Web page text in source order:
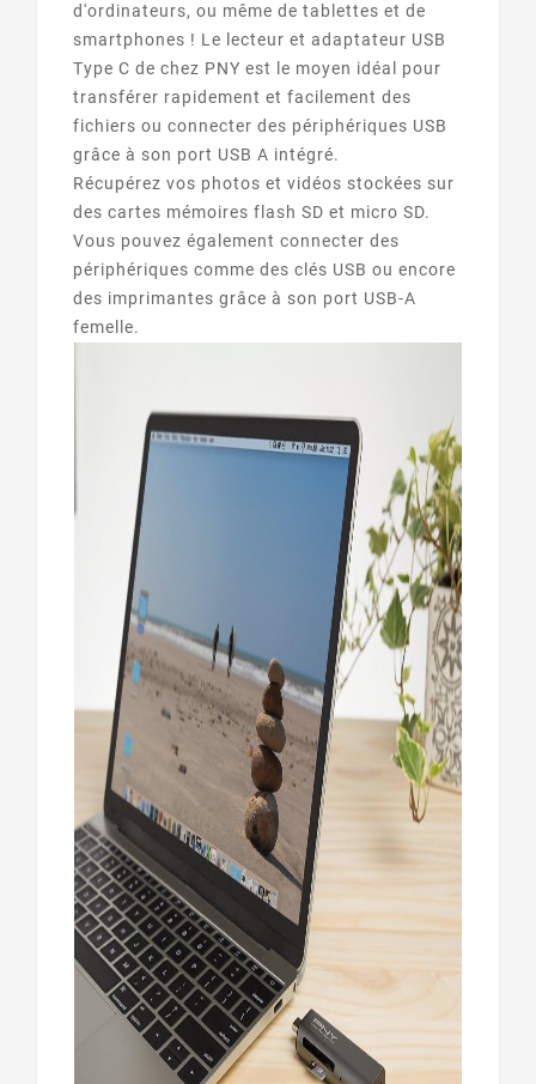
d'ordinateurs, ou même de tablettes et de
smartphones ! Le lecteur et adaptateur USB
Type C de chez PNY est le moyen idéal pour
transférer rapidement et facilement des
fichiers ou connecter des périphériques USB
grâce à son port USB A intégré.
Récupérez vos photos et vidéos stockées sur
des cartes mémoires flash SD et micro SD.
Vous pouvez également connecter des
périphériques comme des clés USB ou encore
des imprimantes grâce à son port USB-A
femelle.